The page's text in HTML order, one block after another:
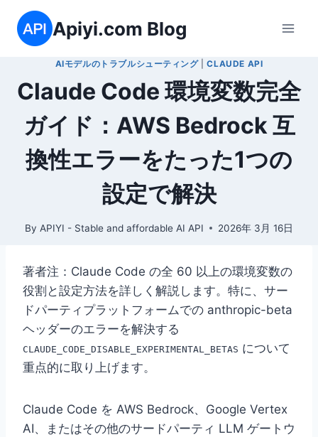
Apiyi.com Blog
AIモデルのトラブルシューティング|CLAUDE API
Claude Code 環境変数完全
ガイド：AWS Bedrock 互
換性エラーをたった1つの
設定で解決
By APIYI - Stable and affordable AI API 2026年 3月 16日
著者注：Claude Code の全 60 以上の環境変数の
役割と設定方法を詳しく解説します。特に、サー
ドパーティプラットフォームでの anthropic-beta
ヘッダーのエラーを解決する
CLAUDE_CODE_DISABLE_EXPERIMENTAL_BETAS について
重点的に取り上げます。
Claude Code を AWS Bedrock、Google Vertex
AI、またはその他のサードパーティ LLM ゲートウ